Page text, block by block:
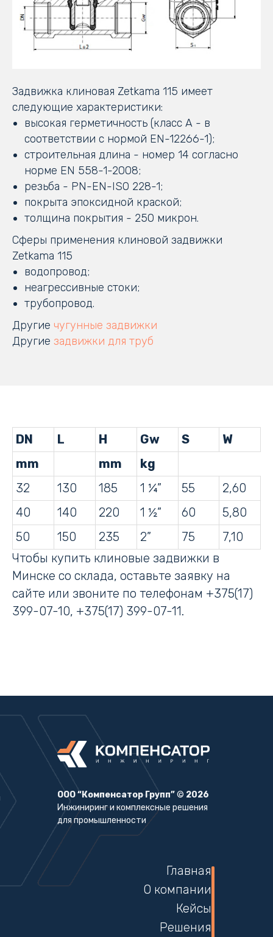
Задвижка клиновая Zetkama 115 имеет
следующие характеристики:
высокая герметичность (класс А - в
соответствии с нормой EN-12266-1);
строительная длина - номер 14 согласно
норме EN 558-1-2008;
резьба - PN-EN-ISO 228-1;
покрыта эпоксидной краской;
толщина покрытия - 250 микрон.
Сферы применения клиновой задвижки
Zetkama 115
водопровод;
неагрессивные стоки;
трубопровод.
Другие чугунные задвижки
Другие задвижки для труб
DN L H Gw S
W
mm
mm
kg
32
130 185 1 ¼” 55
2,60
40
140 220 1 ½” 60
5,80
50
150 235 2” 75
7,10
Чтобы купить клиновые задвижки в
Минске со склада, оставьте заявку на
сайте или звоните по телефонам +375(17)
399-07-10, +375(17) 399-07-11.
ООО “Компенсатор Групп”© 2026
Инжиниринг и комплексные решения
для промышленности
Главная
О компании
Кейсы
Решения